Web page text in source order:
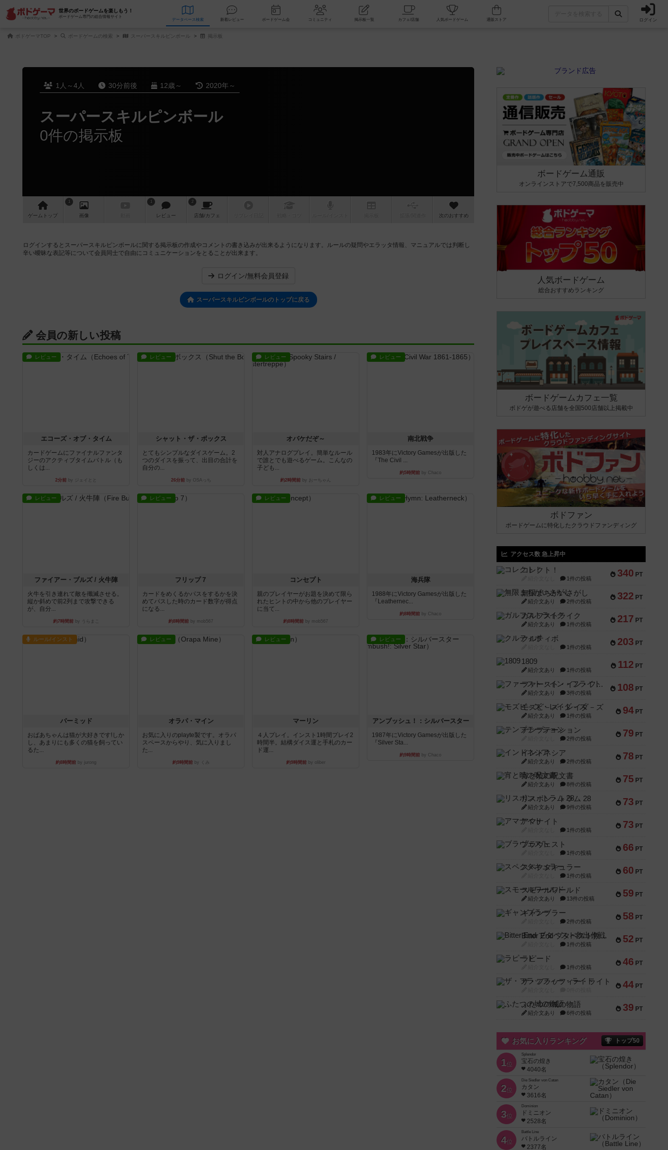
世界のボードゲームを楽しもう！
ボードゲーム専門の総合情報サイト
データベース 検索 新着レビュー ボードゲーム会 コミュニティ 掲示板一覧 カフェ/店舗 人気ボードゲーム ログイン
ボドゲーマTOP ボードゲームの検索 スーパースキルピンボール 掲示板
1人～4人 30分前後 12歳～ 2020年～
スーパースキルピンボール
0件の掲示板
ゲーム トップ
1
画像
1
レビュー
2
店舗/カフェ 次のおすすめ
ログインするとスーパースキルピンボールに関する掲示板の作成やコメントの書き込みが出来るようになります。ルールの疑問やエラッタ情報、マニュアルでは判断し
辛い曖昧な表記等について会員同士で自由にコミュニケーションをとることが出来ます。
ログイン/無料会員登録
スーパースキルピンボールのトップに戻る
会員の新しい投稿
レビュー
エコーズ・オブ・タイム
カードゲームにファイナルファンタ
ジーのアクティブタイムバトル（も
しくは...
2分前 by ジェイとと
レビュー
シャット・ザ・ボックス
とてもシンプルなダイスゲーム。2
つのダイスを振って、出目の合計を
自分の...
26分前by OSAっち
レビュー
オバケだぞ～
対人アナログプレイ。簡単なルール
で誰とでも遊べるゲーム。こんなの
子ども...
約2時間前 by おーちゃん
レビュー
南北戦争
1983年にVictory Gamesが出版した
『The Civil ...
約5時間前 by Chaco
レビュー
ファイアー・ブルズ / 火牛陣
火牛を引き連れて敵を殲滅させる。
縦か斜めで前2列まで攻撃できる
が、自分...
約7時間前by うらまこ
レビュー
フリップ７
カードをめくるかパスをするかを決
めてパスした時のカード数字が得点
になる...
約8時間前 by mob567
レビュー
コンセプト
親のプレイヤーがお題を決めて限ら
れたヒントの中から他のプレイヤー
に当て...
約8時間前 by mob567
レビュー
海兵隊
1988年にVictory Gamesが出版した
『Leathernec...
約8時間前 by Chaco
ルール/インスト
パーミッド
おばあちゃんは猫が大好きです!しか
し、あまりにも多くの猫を飼ってい
るた...
約8時間前 by jurong
レビュー
オラパ・マイン
お気に入りのplayte製です。オラパ
スペースからやり、気に入りまし
た...
約9時間前by くみ
レビュー
マーリン
４人プレイ。インスト1時間プレイ2
時間半。結構ダイス運と手札のカー
ド運...
約9時間前by oliber
レビュー
アンブッシュ！：シルバースター
1987年にVictory Gamesが出版した
『Silver Sta...
約9時間前 by Chaco
ボードゲーム通販
オンラインストアで7,500商品を販売中
人気ボードゲーム
総合おすすめランキング
ボードゲームカフェ一覧
ボドゲが遊べる店舗を全国500店舗以上掲載中
ボドファン
ボードゲームに特化したクラウドファンディング
アクセス数 急上昇中
340 PT
コレクト！
1件の投稿
322 PT
無限まちがいさがし
紹介文あり 2件の投稿
217 PT
ガルフストライク
紹介文あり 1件の投稿
203 PT
クルティボ
1件の投稿
112 PT
1809
紹介文あり 1件の投稿
108 PT
ファースト・イン・フライト
紹介文あり 3件の投稿
94 PT
モズビ－ズ・レイダ－ズ
紹介文あり 1件の投稿
79 PT
テンプテーション
2件の投稿
78 PT
インドネシア
紹介文あり 2件の投稿
75 PT
宵と暁の呪文書
紹介文あり 8件の投稿
73 PT
リスボン・トラム 28
紹介文あり 9件の投稿
73 PT
アマナイト
1件の投稿
66 PT
ブラヴェスト
1件の投稿
60 PT
スペクタキュラー
1件の投稿
59 PT
スモールワールド
紹介文あり 13件の投稿
58 PT
ギャンブラー
2件の投稿
52 PT
Bitter End ブタペスト救出作戦
1件の投稿
46 PT
ラピード
1件の投稿
44 PT
ザ・フラッフィー・ライト
39 PT
ふたつの城の物語
紹介文あり 6件の投稿
お気に入りランキング トップ50
1位
Splendor
宝石の煌き
4040名
2位
Die Siedler von Catan
カタン
3616名
3位
Dominion
ドミニオン
2528名
4位
Battle Line
バトルライン
2377名